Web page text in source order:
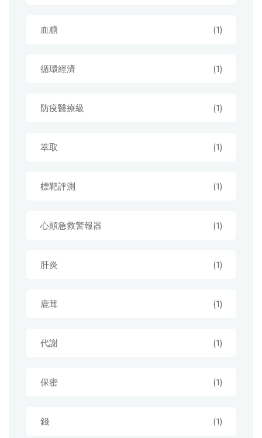
血糖 (1)
循環經濟 (1)
防疫醫療級 (1)
萃取 (1)
標靶評測 (1)
心顫急救警報器 (1)
肝炎 (1)
鹿茸 (1)
代謝 (1)
保密 (1)
錢 (1)